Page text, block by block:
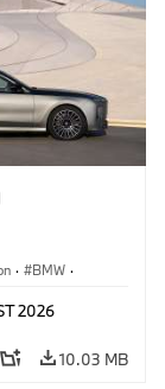
· BMW ·
2026
10.03 MB